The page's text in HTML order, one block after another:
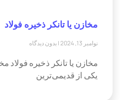
مخازن یا تانکر ذخیره فولاد
نوامبر 13, 2024 بدون دیدگاه
مخازن یا تانکر ذخیره فولاد
یکی از قدیمی‌ترین